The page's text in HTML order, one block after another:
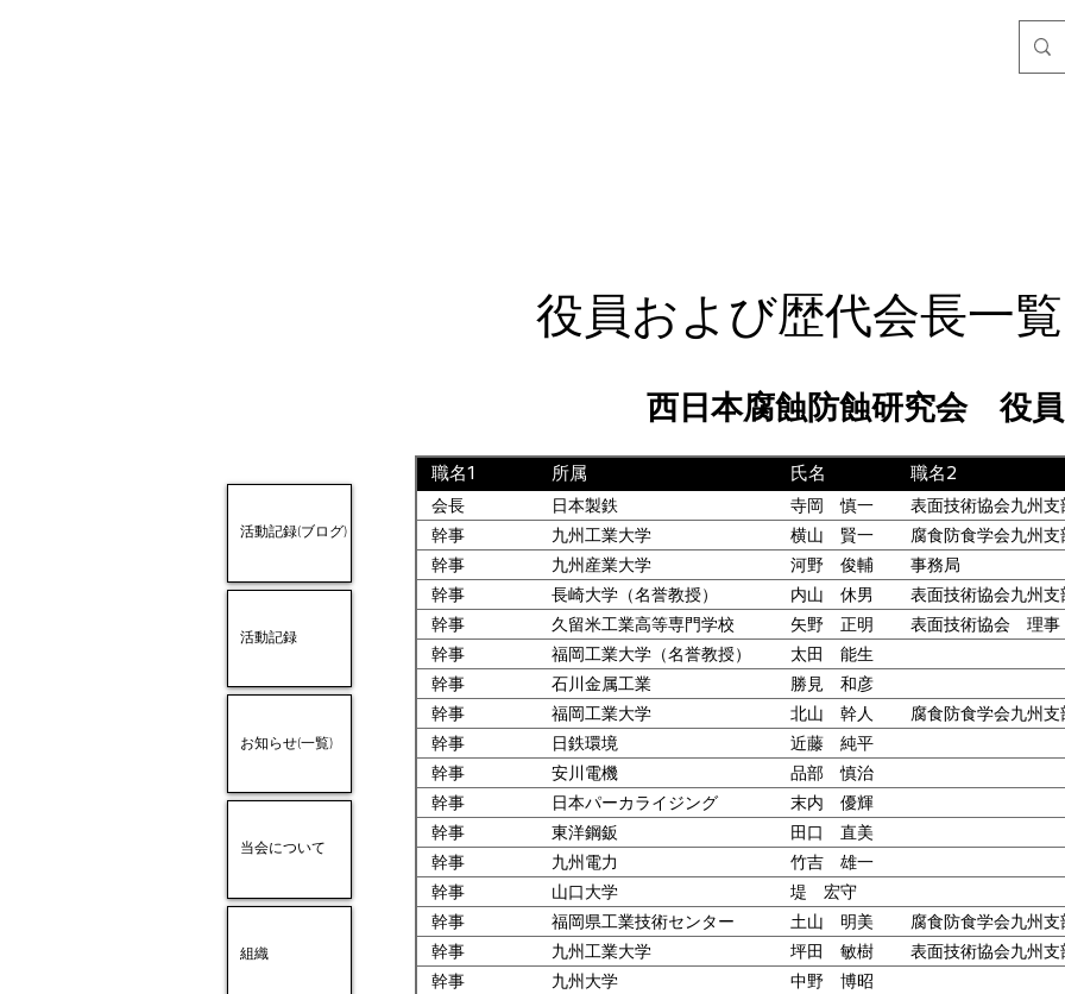
役員および歴代会長一覧
西日本腐蝕防蝕研究会 役
職名1 所属 氏名 職名2
会長 日本製鉄 寺岡 慎一
表面技術協会九州
幹事
九州工業大学 横山 賢一
腐食防食学会九州
幹事
九州産業大学 河野 俊輔
事務局
幹事
長崎大学（名誉教授） 内山 休男
表面技術協会九州
幹事
久留米工業高等専門学校 矢野 正明
表面技術協会 理事
幹事
福岡工業大学（名誉教授）
太田 能生
幹事
石川金属工業
勝見 和彦
幹事
福岡工業大学 北山 幹人
腐食防食学会九州
幹事
日鉄環境
近藤 純平
幹事
安川電機
品部 慎治
幹事
日本パーカライジング
末内 優輝
幹事
東洋鋼鈑
田口 直美
幹事
九州電力
竹吉 雄一
幹事
山口大学
堤 宏守
幹事
福岡県工業技術センター 土山 明美
腐食防食学会九州
幹事
九州工業大学 坪田 敏樹
表面技術協会九州
幹事
九州大学
中野 博昭
活動記録(ブログ)
活動記録
お知らせ(一覧)
当会について
組織